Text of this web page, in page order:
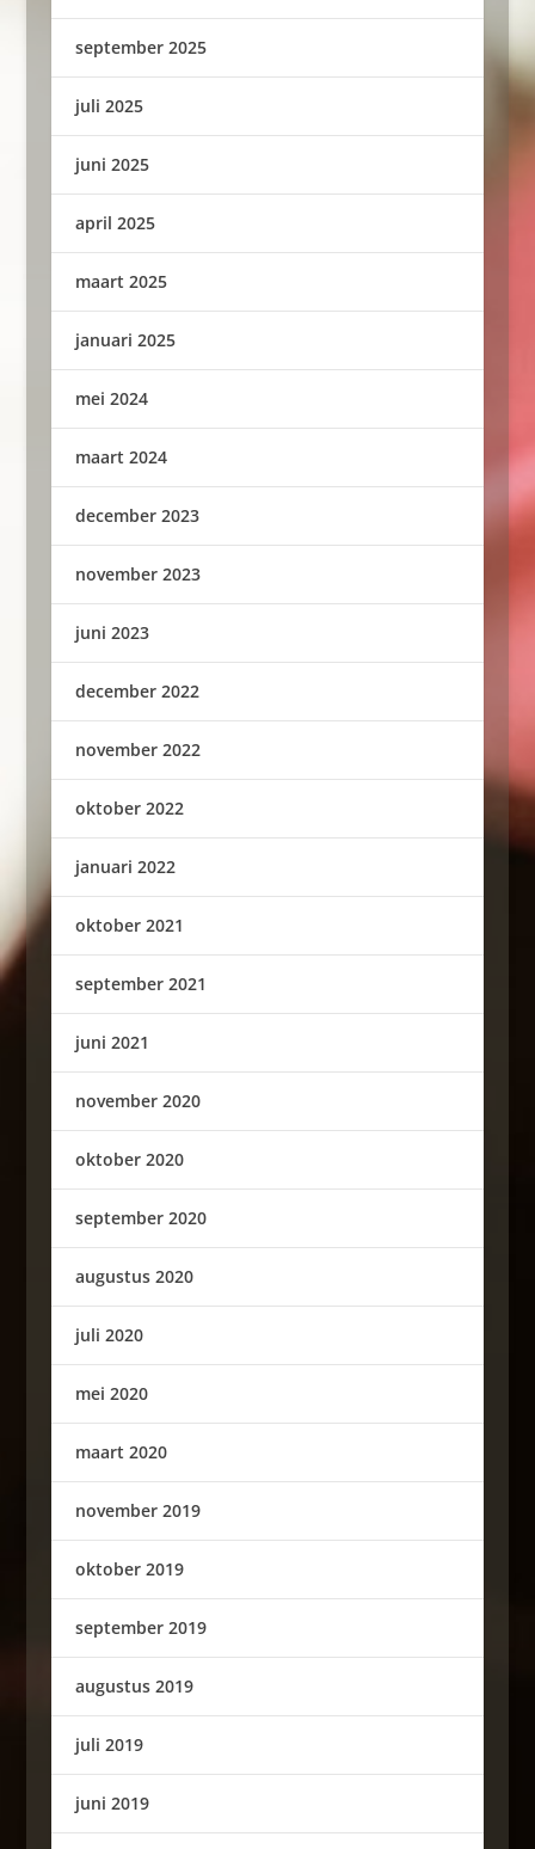
september 2025
juli 2025
juni 2025
april 2025
maart 2025
januari 2025
mei 2024
maart 2024
december 2023
november 2023
juni 2023
december 2022
november 2022
oktober 2022
januari 2022
oktober 2021
september 2021
juni 2021
november 2020
oktober 2020
september 2020
augustus 2020
juli 2020
mei 2020
maart 2020
november 2019
oktober 2019
september 2019
augustus 2019
juli 2019
juni 2019